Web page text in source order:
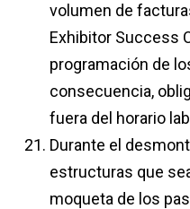
volumen de
Exhibitor Success
programación de
consecuencia,
fuera del horario
Durante el
estructuras que
moqueta de los